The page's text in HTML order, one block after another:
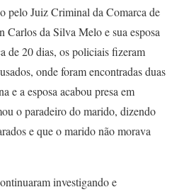
pelo Juiz Criminal da Comarca de
Carlos da Silva Melo e sua esposa
de 20 dias, os policiais fizeram
onde foram encontradas duas
e a esposa acabou presa em
o paradeiro do marido, dizendo
e que o marido não morava
investigando e